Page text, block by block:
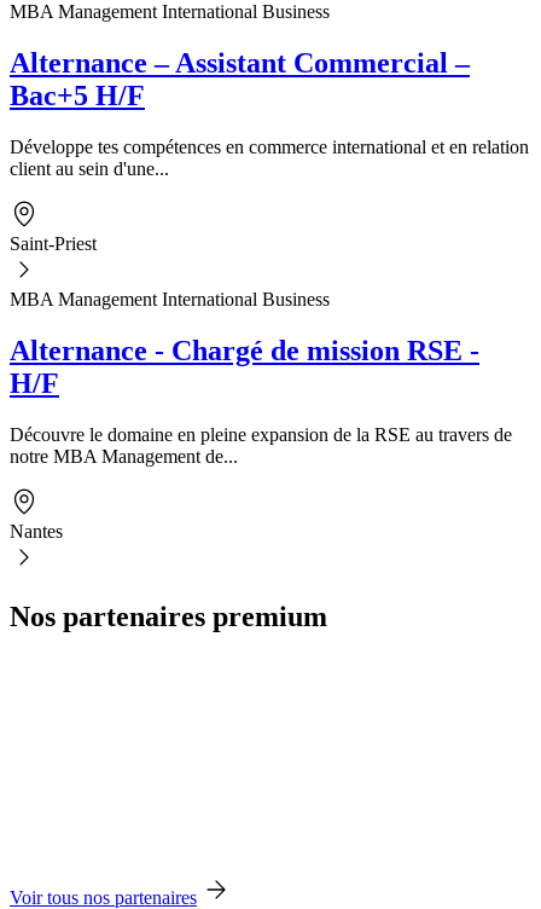
MBA Management International Business
Alternance – Assistant Commercial –
Bac+5 H/F
Développe tes compétences en commerce international et en relation
client au sein d'une...
Saint-Priest
MBA Management International Business
Alternance - Chargé de mission RSE -
H/F
Découvre le domaine en pleine expansion de la RSE au travers de
notre MBA Management de...
Nantes
Nos partenaires premium
Voir tous nos partenaires